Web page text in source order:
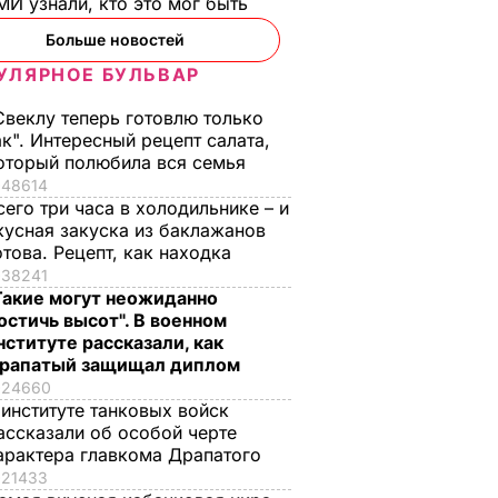
не
за
Больше новостей
БУЛЬВАР
теперь готовлю только
Интересный рецепт салата,
полюбила вся семья
48614
три часа в холодильнике – и
закуска из баклажанов
Рецепт, как находка
38241
могут неожиданно
высот". В военном
рассказали, как
защищал диплом
24660
танковых войск
об особой черте
главкома Драпатого
21433